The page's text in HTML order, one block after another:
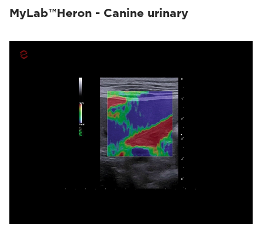
MyLab™Heron - Canine urinary